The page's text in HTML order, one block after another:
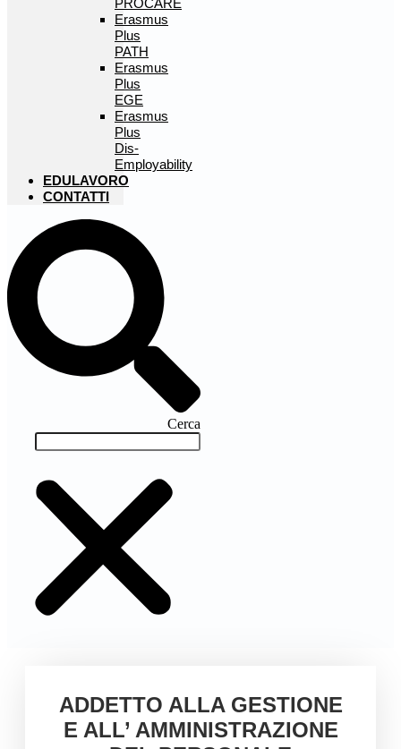
PROCARE
Erasmus
Plus
PATH
Erasmus
Plus
EGE
Erasmus
Plus
Dis-
Employability
EDULAVORO
CONTATTI
Cerca
ADDETTO ALLA GESTIONE
E ALL’ AMMINISTRAZIONE